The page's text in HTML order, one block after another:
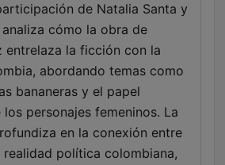
de Natalia Santa y
cómo la obra de
entrelaza la ficción con la
abordando temas como
bananeras y el papel
personajes femeninos. La
en la conexión entre
política colombiana,